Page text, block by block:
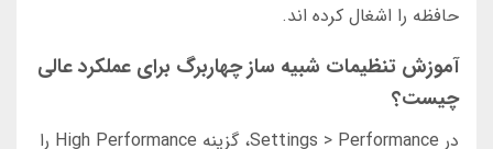
حافظه را اشغال کرده اند.
آموزش تنظیمات شبیه ساز چهاربرگ برای عملکرد عالی
چیست؟
در Settings > Performance، گزینه High Performance را